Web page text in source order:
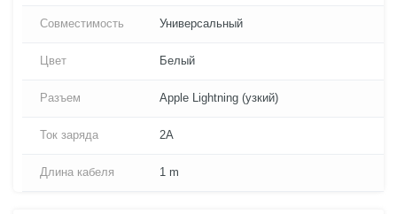
Совместимость Универсальный
Цвет Белый
Разъем Apple Lightning (узкий)
Ток заряда 2A
Длина кабеля 1 m